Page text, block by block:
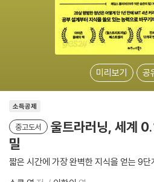
미리보기 공
소득공제
중고도서
울트라러닝, 세계
밀
짧은 시간에 가장 완벽한 지식을 얻는 9단